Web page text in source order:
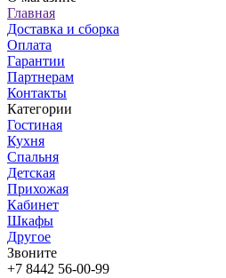
Главная
Доставка и сборка
Оплата
Гарантии
Партнерам
Контакты
Категории
Гостиная
Кухня
Спальня
Детская
Прихожая
Кабинет
Шкафы
Другое
Звоните
+7 8442 56-00-99